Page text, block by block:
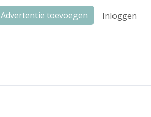
Advertentie toevoegen Inloggen